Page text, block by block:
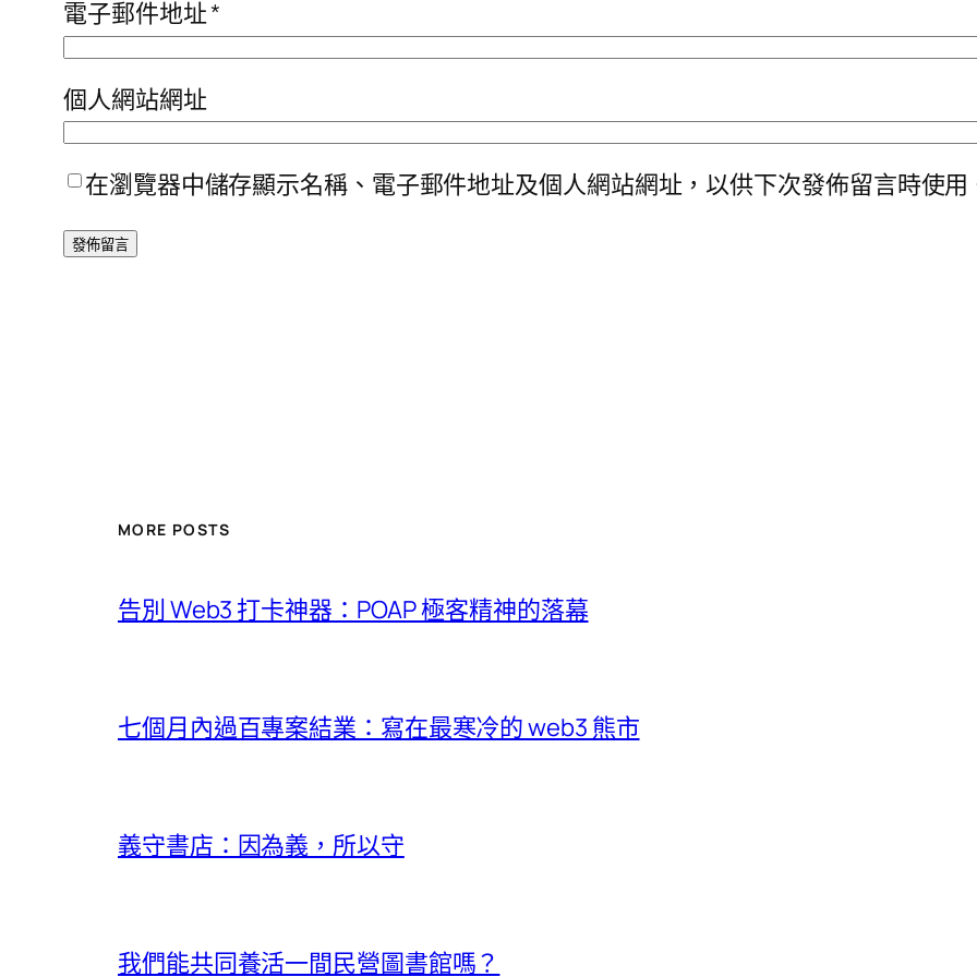
電子郵件地址*
個人網站網址
在瀏覽器中儲存顯示名稱、電子郵件地址及個人網站網址，以供下次發佈留言時使用
MORE POSTS
告別 Web3 打卡神器：POAP 極客精神的落幕
七個月內過百專案結業：寫在最寒冷的 web3 熊市
義守書店：因為義，所以守
我們能共同養活一間民營圖書館嗎？